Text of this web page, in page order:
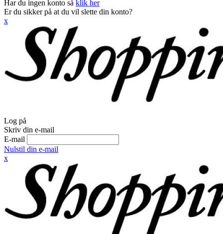
Har du ingen konto så klik her
Er du sikker på at du vil slette din konto?
x
Log på
Skriv din e-mail
E-mail
Nulstil din e-mail
x